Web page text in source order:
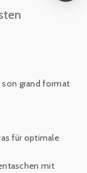
son grand format
für optimale
mit